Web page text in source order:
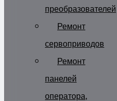
преобразователей
Ремонт
сервоприводов
Ремонт
панелей
оператора,